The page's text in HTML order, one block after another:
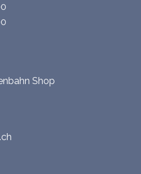
Shop